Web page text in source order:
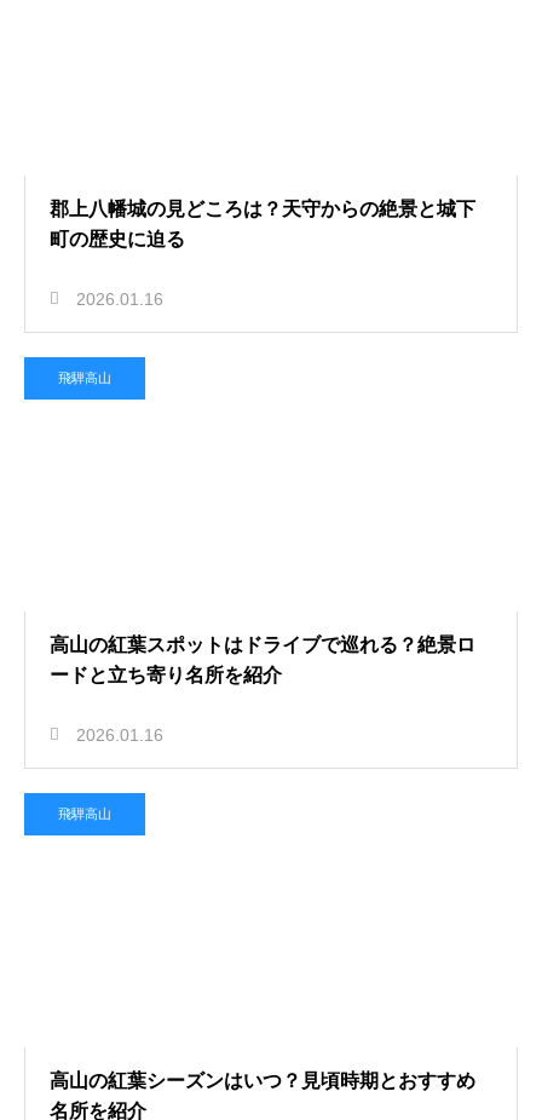
郡上八幡城の見どころは？天守からの絶景と城下
町の歴史に迫る
2026.01.16
飛騨高山
高山の紅葉スポットはドライブで巡れる？絶景ロ
ードと立ち寄り名所を紹介
2026.01.16
飛騨高山
高山の紅葉シーズンはいつ？見頃時期とおすすめ
名所を紹介